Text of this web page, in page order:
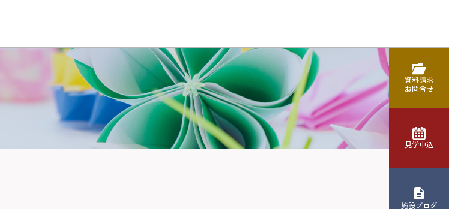
資料請求
お問合せ
見学申込
施設ブログ